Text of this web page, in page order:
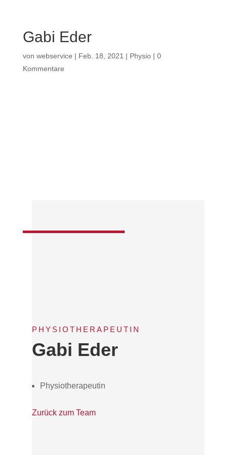
Gabi Eder
von webservice | Feb. 18, 2021 | Physio| 0
Kommentare
PHYSIOTHERAPEUTIN
Gabi Eder
Physiotherapeutin
Zurück zum Team